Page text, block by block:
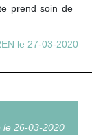
prend soin de
le 27-03-2020
le 26-03-2020